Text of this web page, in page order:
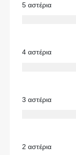
5 αστέρια
4 αστέρια
3 αστέρια
2 αστέρια